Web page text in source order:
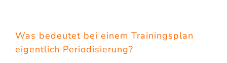
Was bedeutet bei einem Trainingsplan
eigentlich Periodisierung?